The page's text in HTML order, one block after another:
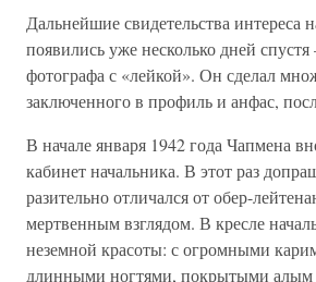
Дальнейшие свидетельства интереса
появились уже несколько дней
фотографа с «лейкой». Он сделал
заключенного в профиль и анфас,
В начале января 1942 года Чапмена
кабинет начальника. В этот раз
разительно отличался от обер-
мертвенным взглядом. В кресле
неземной красоты: с огромными
длинными ногтями, покрытыми алым